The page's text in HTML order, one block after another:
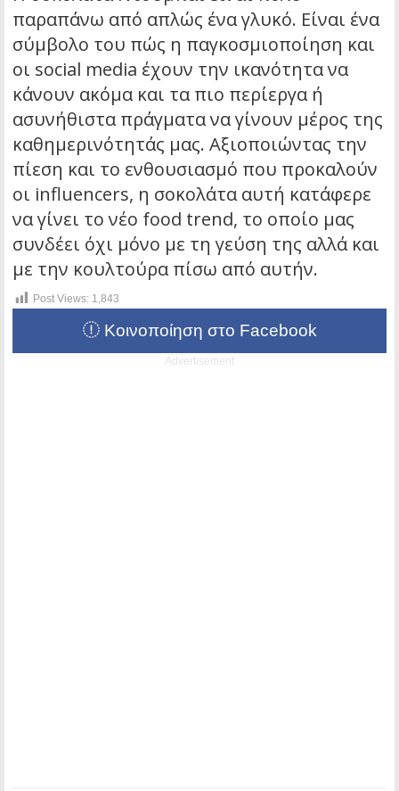
παραπάνω από απλώς ένα γλυκό. Είναι ένα
σύμβολο του πώς η παγκοσμιοποίηση και
οι social media έχουν την ικανότητα να
κάνουν ακόμα και τα πιο περίεργα ή
ασυνήθιστα πράγματα να γίνουν μέρος της
καθημερινότητάς μας. Αξιοποιώντας την
πίεση και το ενθουσιασμό που προκαλούν
οι influencers, η σοκολάτα αυτή κατάφερε
να γίνει το νέο food trend, το οποίο μας
συνδέει όχι μόνο με τη γεύση της αλλά και
με την κουλτούρα πίσω από αυτήν.
Post Views: 1,843
Κοινοποίηση στο Facebook
Advertisement